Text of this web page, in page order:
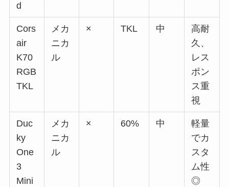
d
Cors
air
K70
RGB
TKL
メカ
ニカ
ル
× TKL 中
高耐
久、
レス
ポン
ス重
視
Duc
ky
One
3
Mini
メカ
ニカ
ル
× 60% 中
軽量
でカ
スタ
ム性
◎